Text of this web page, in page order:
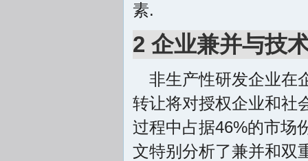
素.
2 企业兼并与技
非生产性研发企业在
转让将对授权企业和社
过程中占据46%的市场
文特别分析了兼并和双